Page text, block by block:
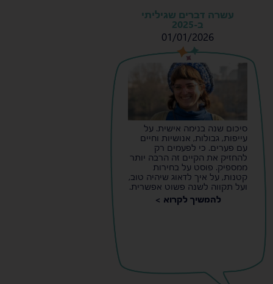
עשרה דברים שגיליתי
ב-2025
01/01/2026
s
סיכום שנה בנימה אישית. על
עייפות, גבולות, אנושיות וחיים
עם פערים. כי לפעמים רק
להחזיק את הקיים זה הרבה יותר
ממספיק. פוסט על בחירות
קטנות, על איך לדאוג שיהיה טוב,
ועל תקווה לשנה פשוט אפשרית.
להמשיך לקרוא >